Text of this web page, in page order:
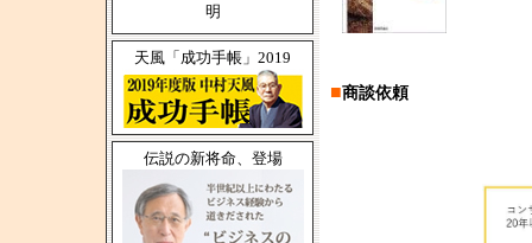
明
天風「成功手帳」2019
伝説の新将命、登場
■商談依頼